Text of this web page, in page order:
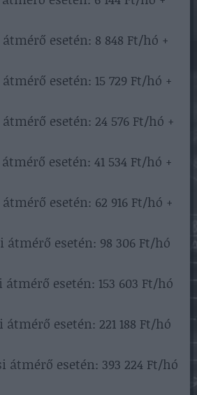
esetén: 8 848 Ft/hó +
esetén: 15 729 Ft/hó +
esetén: 24 576 Ft/hó +
esetén: 41 534 Ft/hó +
esetén: 62 916 Ft/hó +
esetén: 98 306 Ft/hó
esetén: 153 603 Ft/hó
esetén: 221 188 Ft/hó
esetén: 393 224 Ft/hó